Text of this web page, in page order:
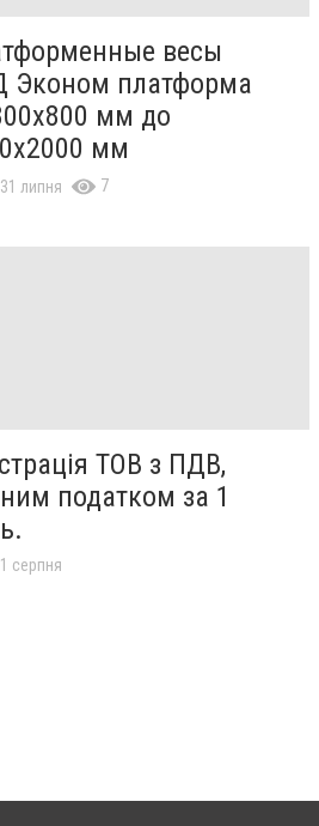
весы
Эконом платформа
мм до
мм
липня 7
ТОВ з ПДВ,
податком за 1
серпня